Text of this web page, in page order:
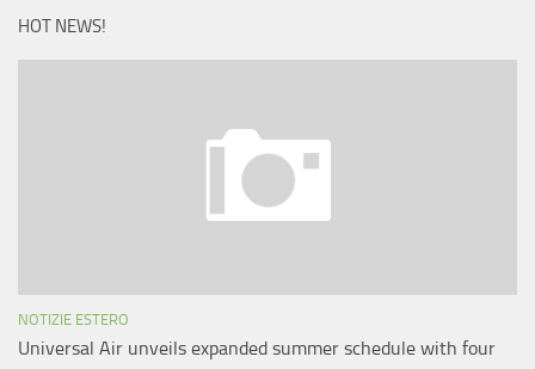
HOT NEWS!
NOTIZIE ESTERO
Universal Air unveils expanded summer schedule with four